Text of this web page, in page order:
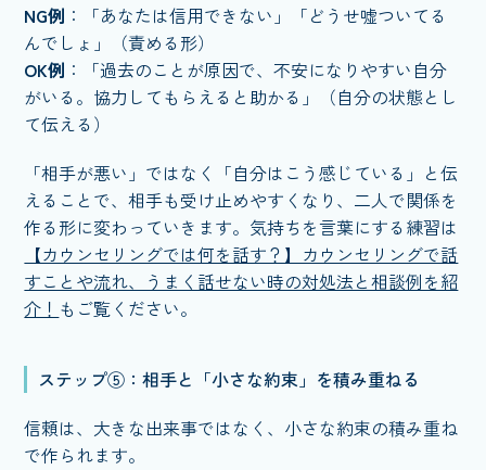
NG例 ：「あなたは信用できない」「どうせ嘘ついてる
んでしょ」（責める形）
OK例 ：「過去のことが原因で、不安になりやすい自分
がいる。協力してもらえると助かる」（自分の状態とし
て伝える）
「相手が悪い」ではなく「自分はこう感じている」と伝
えることで、相手も受け止めやすくなり、二人で関係を
作る形に変わっていきます。気持ちを言葉にする練習は
【カウンセリングでは何を話す？】カウンセリングで話
すことや流れ、うまく話せない時の対処法と相談例を紹
介！ もご覧ください。
ステップ⑤：相手と「小さな約束」を積み重ねる
信頼は、大きな出来事ではなく、小さな約束の積み重ね
で作られます。